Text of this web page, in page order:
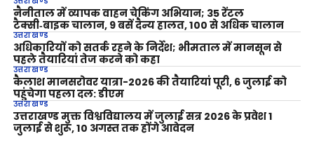
नैनीताल में व्यापक वाहन चेकिंग अभियान; 35 रेंटल
टैक्सी‑बाइक चालान, 9 बसें दैन्य हालत, 100 से अधिक चालान
उत्तराखण्ड
अधिकारियों को सतर्क रहने के निर्देश; भीमताल में मानसून से
पहले तैयारियां तेज करने को कहा
उत्तराखण्ड
कैलाश मानसरोवर यात्रा-2026 की तैयारियां पूरी, 6 जुलाई को
पहुंचेगा पहला दल: डीएम
उत्तराखण्ड
उत्तराखण्ड मुक्त विश्वविद्यालय में जुलाई सत्र 2026 के प्रवेश 1
जुलाई से शुरू, 10 अगस्त तक होंगे आवेदन